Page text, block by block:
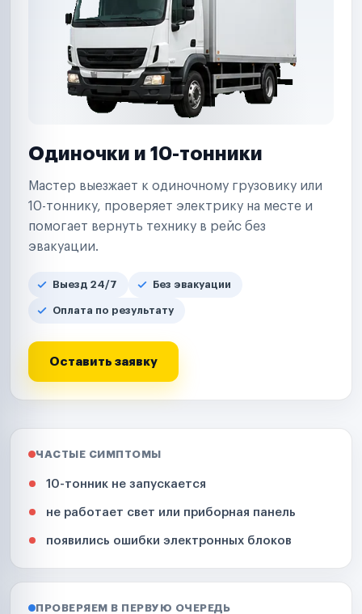
Одиночки и 10-тонники
Мастер выезжает к одиночному грузовику или
10-тоннику, проверяет электрику на месте и
помогает вернуть технику в рейс без
эвакуации.
Выезд 24/7 Без эвакуации
Оплата по результату
Оставить заявку
ЧАСТЫЕ СИМПТОМЫ
10-тонник не запускается
не работает свет или приборная панель
появились ошибки электронных блоков
ПРОВЕРЯЕМ В ПЕРВУЮ ОЧЕРЕДЬ